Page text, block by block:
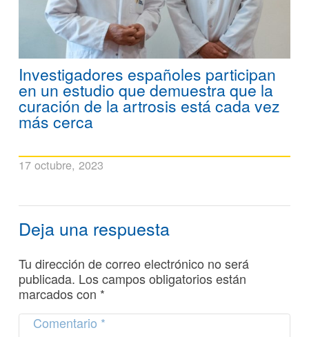
Investigadores españoles participan
en un estudio que demuestra que la
curación de la artrosis está cada vez
más cerca
17 octubre, 2023
Deja una respuesta
Tu dirección de correo electrónico no será
publicada. Los campos obligatorios están
marcados con *